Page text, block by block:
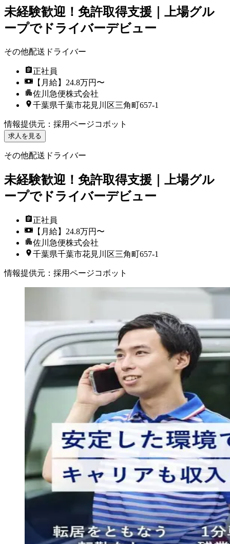
未経験歓迎！免許取得支援｜上場グル
ープでドライバーデビュー
その他配送ドライバー
正社員
【月給】24.8万円〜
佐川急便株式会社
千葉県千葉市花見川区三角町657-1
情報提供元 ： 採用ページコボット
求人を見る
その他配送ドライバー
未経験歓迎！免許取得支援｜上場グル
ープでドライバーデビュー
正社員
【月給】24.8万円〜
佐川急便株式会社
千葉県千葉市花見川区三角町657-1
情報提供元 ： 採用ページコボット